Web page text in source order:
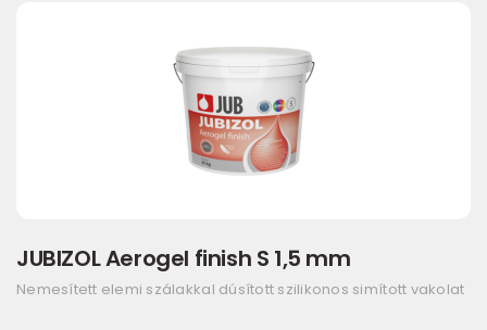
JUBIZOL Aerogel finish S 1,5 mm
Nemesített elemi szálakkal dúsított szilikonos simított vakolat